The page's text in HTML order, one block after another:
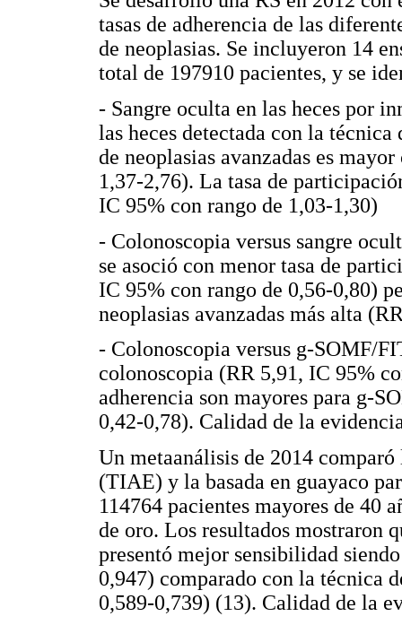
tasas de adherencia de las
de neoplasias. Se incluyeron 14
total de 197910 pacientes, y se
- Sangre oculta en las heces por
las heces detectada con la
de neoplasias avanzadas es
1,37-2,76). La tasa de
IC 95% con rango de 1,03-1,30)
- Colonoscopia versus sangre
se asoció con menor tasa de
IC 95% con rango de 0,56-0,80)
neoplasias avanzadas más alta
- Colonoscopia versus g-SOMF/
colonoscopia (RR 5,91, IC 95%
adherencia son mayores para g-
0,42-0,78). Calidad de la
Un metaanálisis de 2014
(TIAE) y la basada en guayaco
114764 pacientes mayores de 40
de oro. Los resultados mostraron
presentó mejor sensibilidad
0,947) comparado con la técnica
0,589-0,739) (13). Calidad de la